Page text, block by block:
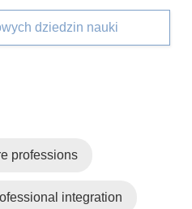
dziedzin nauki
professions
integration